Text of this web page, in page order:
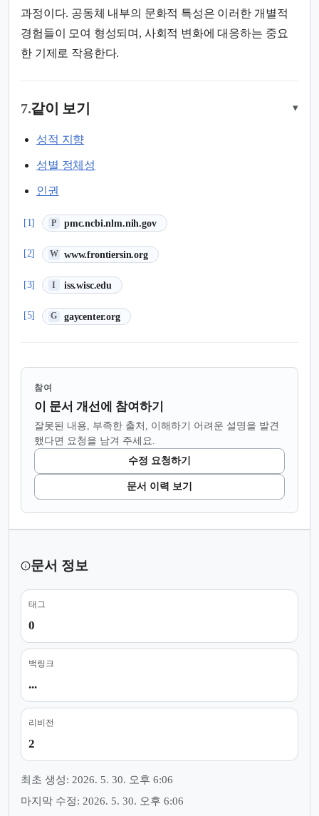
과정이다. 공동체 내부의 문화적 특성은 이러한 개별적
경험들이 모여 형성되며, 사회적 변화에 대응하는 중요
한 기제로 작용한다.
7.같이 보기 ▾
성적 지향
성별 정체성
인권
[1] P pmc.ncbi.nlm.nih.gov
(새 탭에서 열림)
[2] W www.frontiersin.org
(새 탭에서 열림)
[3] I iss.wisc.edu
(새 탭에서 열림)
[5] G gaycenter.org
(새 탭에서 열림)
참여
이 문서 개선에 참여하기
잘못된 내용, 부족한 출처, 이해하기 어려운 설명을 발견
했다면 요청을 남겨 주세요.
수정 요청하기
문서 이력 보기
문서 정보
태그
0
백링크
...
리비전
2
최초 생성: 2026. 5. 30. 오후 6:06
마지막 수정: 2026. 5. 30. 오후 6:06